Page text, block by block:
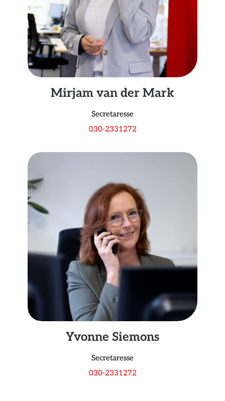
Mirjam van der Mark
Secretaresse
030-2331272
Yvonne Siemons
Secretaresse
030-2331272